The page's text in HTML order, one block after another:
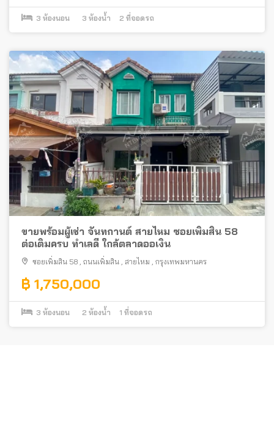
3 ห้องนอน 3 ห้องน้ำ 2 ที่จอดรถ
ขายพร้อมผู้เช่า จันทกานต์ สายไหม ซอยเพิ่มสิน 58
ต่อเติมครบ ทำเลดี ใกล้ตลาดออเงิน
ซอยเพิ่มสิน 58 ถนนเพิ่มสิน สายไหม กรุงเทพมหานคร
฿ 1,750,000
3 ห้องนอน 2 ห้องน้ำ 1 ที่จอดรถ